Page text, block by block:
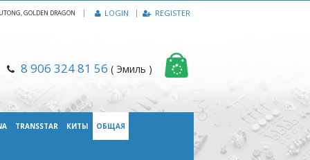
GOLDEN DRAGON | LOGIN REGISTER
8 906 324 81 56 ( Эмиль )
TRANSSTAR КИТЫ ОБЩАЯ